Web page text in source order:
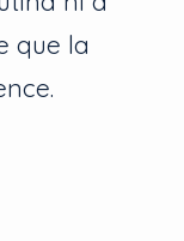
que la